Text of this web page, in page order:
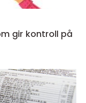
gir kontroll på